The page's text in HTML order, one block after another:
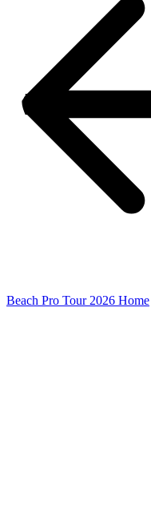
Beach Pro Tour 2026 Home